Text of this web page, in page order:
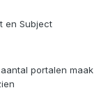
en Subject
portalen maak